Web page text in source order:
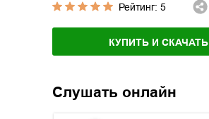
Рейтинг: 5
КУПИТЬ И СКАЧАТЬ
Слушать онлайн